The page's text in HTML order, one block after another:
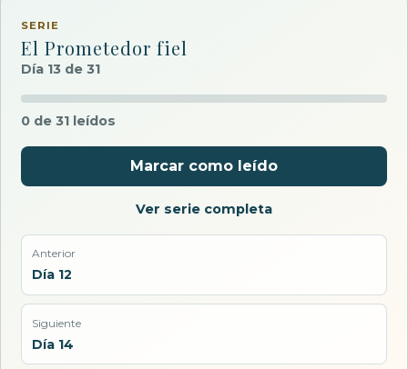
SERIE
El Prometedor fiel
Día 13 de 31
0 de 31 leídos
Marcar como leído
Ver serie completa
Anterior
Día 12
Siguiente
Día 14